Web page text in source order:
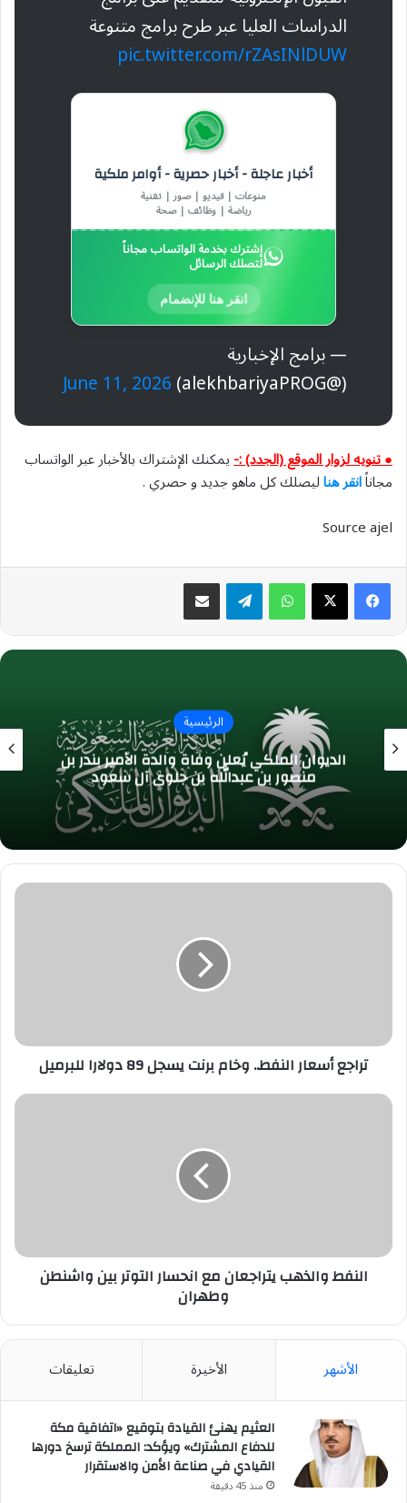
الدراسات العليا عبر طرح برامج متنوعة
pic.twitter.com/rZAsINlDUW
أخبار عاجلة - أخبار حصرية - أوامر ملكية
منوعات | فيديو | صور | تقنية
رياضة | وظائف | صحة
إشترك بخدمة الواتساب مجاناً
لتصلك الرسائل
انقر هنا للإنضمام
— برامج الإخبارية
(@alekhbariyaPROG)
June 11, 2026
● تنويه لزوار الموقع (الجدد) :-يمكنك الإشتراك بالأخبار عبر الواتساب
مجاناًانقر هناليصلك كل ماهو جديد و حصري .
Source ajel
واتسابتيلقرام مشاركة عبر البريد
الرئيسية
الديوان الملكي يُعلن وفاة والدة الأمير بندر بن
منصور بن عبدالله بن جلوي آل سعود
تراجع
للبرميل
تراجع أسعار النفط.. وخام برنت يسجل 89 دولارا للبرميل
النفط
وطهران
النفط والذهب يتراجعان مع انحسار التوتر بين واشنطن
وطهران
الأشهر الأخيرة تعليقات
العثيم يهنئ القيادة بتوقيع «اتفاقية مكة
للدفاع المشترك» ويؤكد: المملكة ترسخ دورها
القيادي في صناعة الأمن والاستقرار
منذ 45 دقيقة